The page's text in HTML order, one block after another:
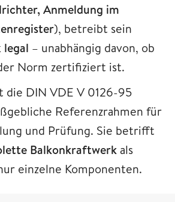
Anmeldung im
), betreibt sein
legal – unabhängig davon, ob
Norm zertifiziert ist.
die DIN VDE V 0126-95
Referenzrahmen für
und Prüfung. Sie betrifft
Balkonkraftwerk als
einzelne Komponenten.